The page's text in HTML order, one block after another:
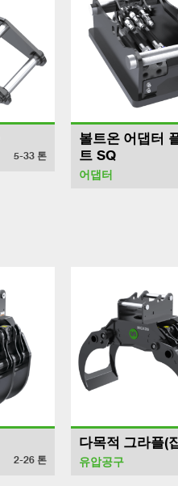
5-33 톤
볼트온 어댑터
트 SQ
어댑터
2-26 톤
다목적 그라플(
유압공구